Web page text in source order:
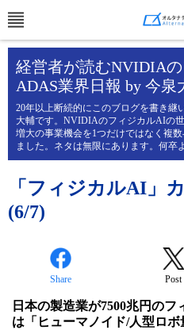
経営者が読むNVIDIA
ADAS業界日報 by 今泉
20年以上断続的にこのブログを書き継
大輔です。NVIDIAのフィジカルAIの
増大の事業機会を1つだけではなく複
ました。ネタは無限にあります。何卒
「フィジカルAI」
(6/7)
Share Post
日本の製造業が7500兆円の
は「ヒューマノイド/人型ロ